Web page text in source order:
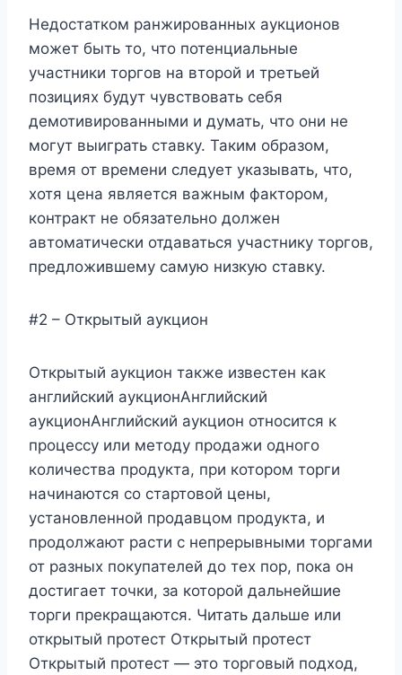
Недостатком ранжированных аукционов
может быть то, что потенциальные
участники торгов на второй и третьей
позициях будут чувствовать себя
демотивированными и думать, что они не
могут выиграть ставку. Таким образом,
время от времени следует указывать, что,
хотя цена является важным фактором,
контракт не обязательно должен
автоматически отдаваться участнику торгов,
предложившему самую низкую ставку.
#2 – Открытый аукцион
Открытый аукцион также известен как
английский аукционАнглийский
аукционАнглийский аукцион относится к
процессу или методу продажи одного
количества продукта, при котором торги
начинаются со стартовой цены,
установленной продавцом продукта, и
продолжают расти с непрерывными торгами
от разных покупателей до тех пор, пока он
достигает точки, за которой дальнейшие
торги прекращаются. Читать дальше или
открытый протест Открытый протест
Открытый протест — это торговый подход,